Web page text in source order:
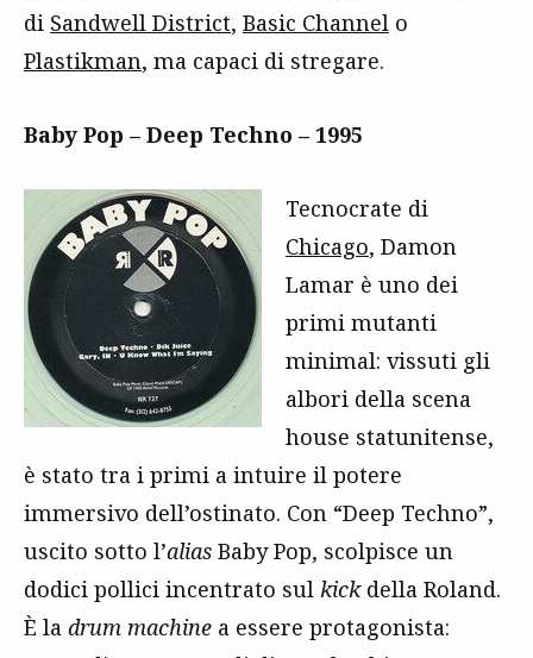
di Sandwell District, Basic Channel o
Plastikman, ma capaci di stregare.
Baby Pop – Deep Techno – 1995
Tecnocrate di
Chicago, Damon
Lamar è uno dei
primi mutanti
minimal: vissuti gli
albori della scena
house statunitense,
è stato tra i primi a intuire il potere
immersivo dell’ostinato. Con “Deep Techno”,
uscito sotto l’alias Baby Pop, scolpisce un
dodici pollici incentrato sul kickdella Roland.
È la drum machine a essere protagonista: